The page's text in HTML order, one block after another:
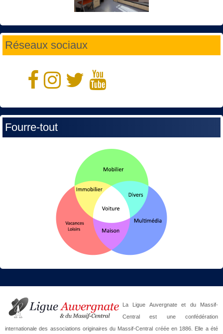
Réseaux sociaux
Fourre-tout
La Ligue Auvergnate et du Massif-
Central est une confédération
internationale des associations originaires du Massif-Central créée en 1886. Elle a été